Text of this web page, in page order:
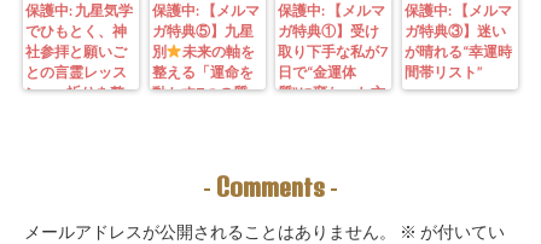
保護中: 九星気学
でひもとく、神
社参拝と願いご
との言霊レッス
ン—— 祈りを整
保護中: 【メルマ
ガ特典⑤】九星
別
未来の軸を
整える「運命を
動かす7つの質
ーチングできま
保護中: 【メルマ
ガ特典①】受け
取り下手な私が7
日で“金運体
質”に変わった方
九星別・金運ブ
ロックを外す開
保護中: 【メルマ
ガ特典③】迷い
が晴れる“幸運時
間帯リスト”
- Comments -
メールアドレスが公開されることはありません。 ※ が付いてい